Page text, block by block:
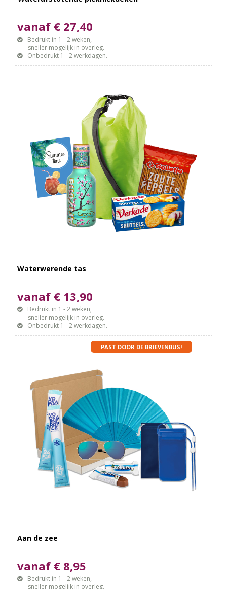
vanaf € 27,40
Bedrukt in 1 - 2 weken,
sneller mogelijk in overleg.
Onbedrukt 1 - 2 werkdagen.
Waterwerende tas
vanaf € 13,90
Bedrukt in 1 - 2 weken,
sneller mogelijk in overleg.
Onbedrukt 1 - 2 werkdagen.
PAST DOOR DE BRIEVENBUS!
Aan de zee
vanaf € 8,95
Bedrukt in 1 - 2 weken,
sneller mogelijk in overleg.